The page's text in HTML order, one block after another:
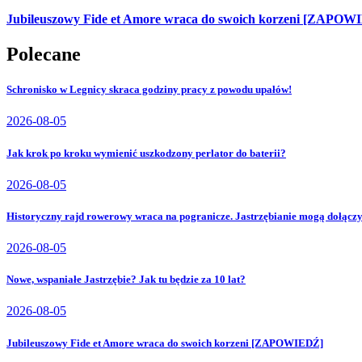
Jubileuszowy Fide et Amore wraca do swoich korzeni
Polecane
Schronisko w Legnicy skraca godziny pracy z powodu upałów!
2026-08-05
Jak krok po kroku wymienić uszkodzony perlator do baterii?
2026-08-05
Historyczny rajd rowerowy wraca na pogranicze. Jastrzębianie mogą
2026-08-05
Nowe, wspaniałe Jastrzębie? Jak tu będzie za 10 lat?
2026-08-05
Jubileuszowy Fide et Amore wraca do swoich korzeni [ZAPOWIEDŹ]